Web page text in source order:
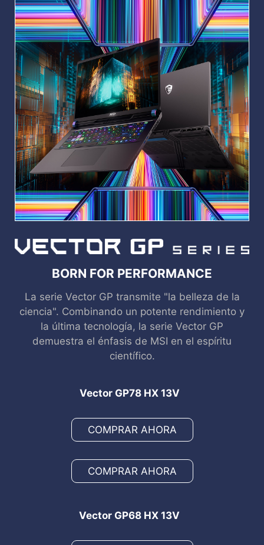
BORN FOR PERFORMANCE
La serie Vector GP transmite "la belleza de la
ciencia". Combinando un potente rendimiento y
la última tecnología, la serie Vector GP
demuestra el énfasis de MSI en el espíritu
científico.
Vector GP78 HX 13V
COMPRAR AHORA
COMPRAR AHORA
Vector GP68 HX 13V